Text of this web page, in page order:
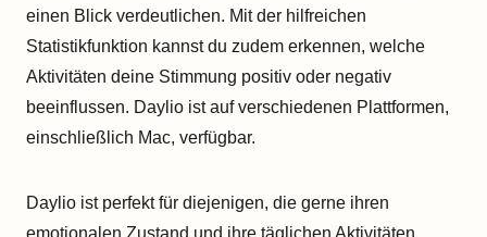
einen Blick verdeutlichen. Mit der hilfreichen
Statistikfunktion kannst du zudem erkennen, welche
Aktivitäten deine Stimmung positiv oder negativ
beeinflussen. Daylio ist auf verschiedenen Plattformen,
einschließlich Mac, verfügbar.
Daylio ist perfekt für diejenigen, die gerne ihren